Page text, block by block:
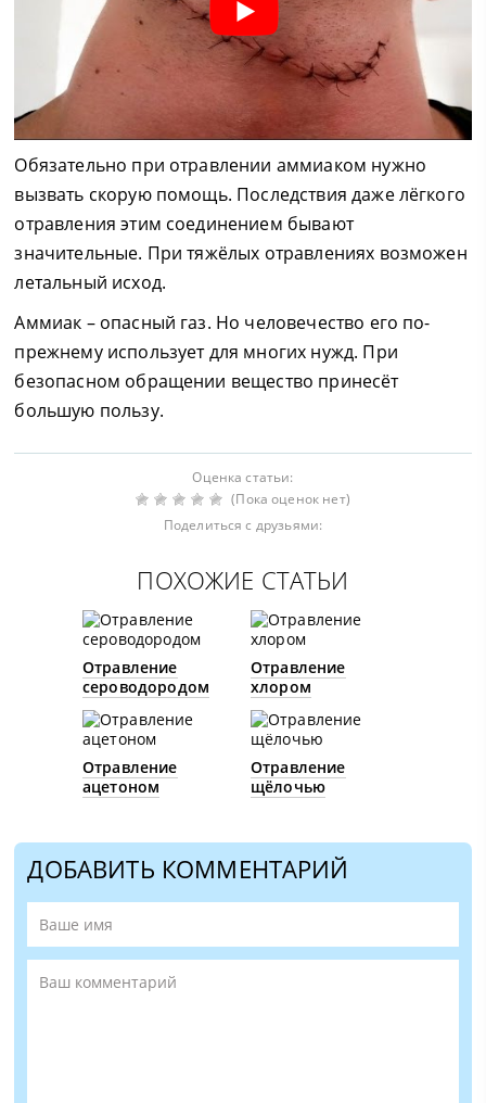
Обязательно при отравлении аммиаком нужно
вызвать скорую помощь. Последствия даже лёгкого
отравления этим соединением бывают
значительные. При тяжёлых отравлениях возможен
летальный исход.
Аммиак – опасный газ. Но человечество его по-
прежнему использует для многих нужд. При
безопасном обращении вещество принесёт
большую пользу.
Оценка статьи:
(Пока оценок нет)
Поделиться с друзьями:
ПОХОЖИЕ СТАТЬИ
Отравление
сероводородом
Отравление
хлором
Отравление
ацетоном
Отравление
щёлочью
ДОБАВИТЬ КОММЕНТАРИЙ